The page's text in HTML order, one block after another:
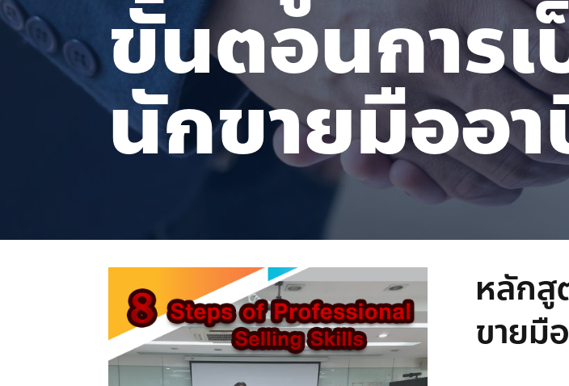
ขั้นตอนการ
นักขายมืออ
หลักสู
ขายมื